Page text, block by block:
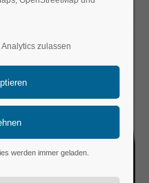
zulassen
werden immer geladen.